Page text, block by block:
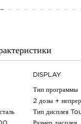
DISPLAY
Тип программы
2 дозы +
Тип дисплея